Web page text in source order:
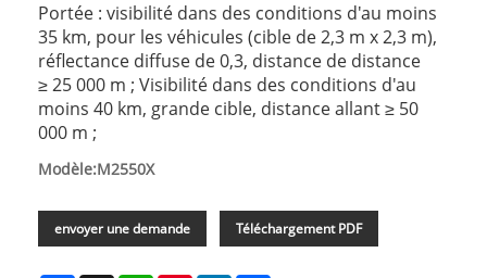
Portée : visibilité dans des conditions d'au moins
35 km, pour les véhicules (cible de 2,3 m x 2,3 m),
réflectance diffuse de 0,3, distance de distance
≥ 25 000 m ; Visibilité dans des conditions d'au
moins 40 km, grande cible, distance allant ≥ 50
000 m ;
Modèle:M2550X
envoyer une demande Téléchargement PDF